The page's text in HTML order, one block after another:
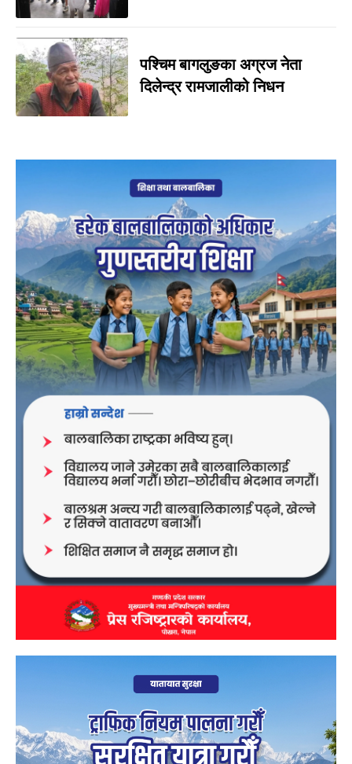
पश्चिम बागलुङका अग्रज नेता
दिलेन्द्र रामजालीको निधन